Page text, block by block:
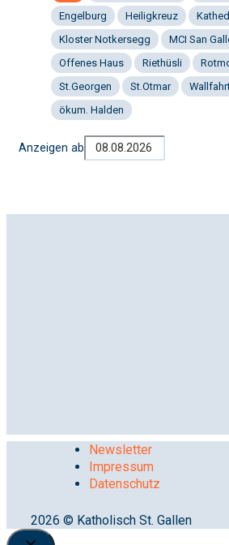
Engelburg
Heiligkreuz
Kloster Notkersegg
MCI San
Offenes Haus
Riethüsli
St.Georgen
St.Otmar
ökum. Halden
Anzeigen ab
Newsletter
Impressum
Datenschutz
2026 © Katholisch St. Gallen